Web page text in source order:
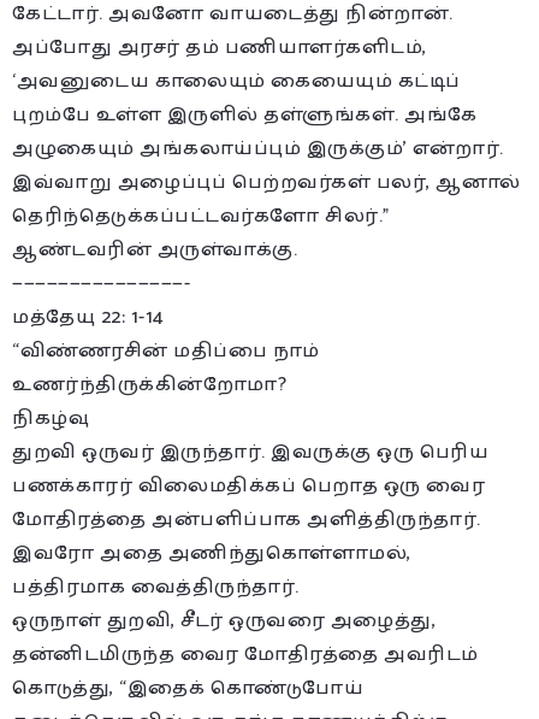
கேட்டார். அவனோ வாயடைத்து நின்றான்.
அப்போது அரசர் தம் பணியாளர்களிடம்,
‘அவனுடைய காலையும் கையையும் கட்டிப்
புறம்பே உள்ள இருளில் தள்ளுங்கள். அங்கே
அழுகையும் அங்கலாய்ப்பும் இருக்கும்’ என்றார்.
இவ்வாறு அழைப்புப் பெற்றவர்கள் பலர், ஆனால்
தெரிந்தெடுக்கப்பட்டவர்களோ சிலர்.”
ஆண்டவரின் அருள்வாக்கு.
———————————————-
மத்தேயு 22: 1-14
“விண்ணரசின் மதிப்பை நாம்
உணர்ந்திருக்கின்றோமா?
நிகழ்வு
துறவி ஒருவர் இருந்தார். இவருக்கு ஒரு பெரிய
பணக்காரர் விலைமதிக்கப் பெறாத ஒரு வைர
மோதிரத்தை அன்பளிப்பாக அளித்திருந்தார்.
இவரோ அதை அணிந்துகொள்ளாமல்,
பத்திரமாக வைத்திருந்தார்.
ஒருநாள் துறவி, சீடர் ஒருவரை அழைத்து,
தன்னிடமிருந்த வைர மோதிரத்தை அவரிடம்
கொடுத்து, “இதைக் கொண்டுபோய்